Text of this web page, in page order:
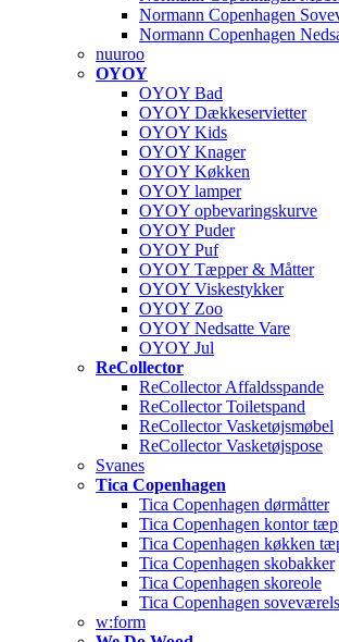
Normann Copenhagen
Normann Copenhagen
nuuroo
OYOY
OYOY Bad
OYOY Dækkeservietter
OYOY Kids
OYOY Knager
OYOY Køkken
OYOY lamper
OYOY opbevaringskurve
OYOY Puder
OYOY Puf
OYOY Tæpper & Måtter
OYOY Viskestykker
OYOY Zoo
OYOY Nedsatte Vare
OYOY Jul
ReCollector
ReCollector Affaldsspande
ReCollector Toiletspand
ReCollector Vasketøjsmøbel
ReCollector Vasketøjspose
Svanes
Tica Copenhagen
Tica Copenhagen dørmåtter
Tica Copenhagen kontor
Tica Copenhagen køkken
Tica Copenhagen skobakker
Tica Copenhagen skoreole
Tica Copenhagen
w:form